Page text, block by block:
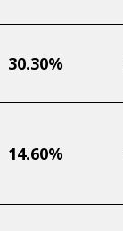
30.30%
14.60%